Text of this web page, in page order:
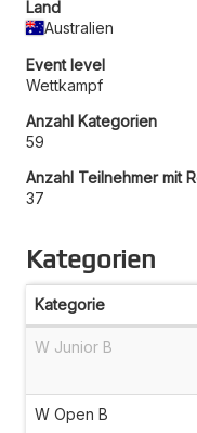
Land
Australien
Event level
Wettkampf
Anzahl Kategorien
59
Anzahl Teilnehmer mit
37
Kategorien
Kategorie
W Junior B
W Open B